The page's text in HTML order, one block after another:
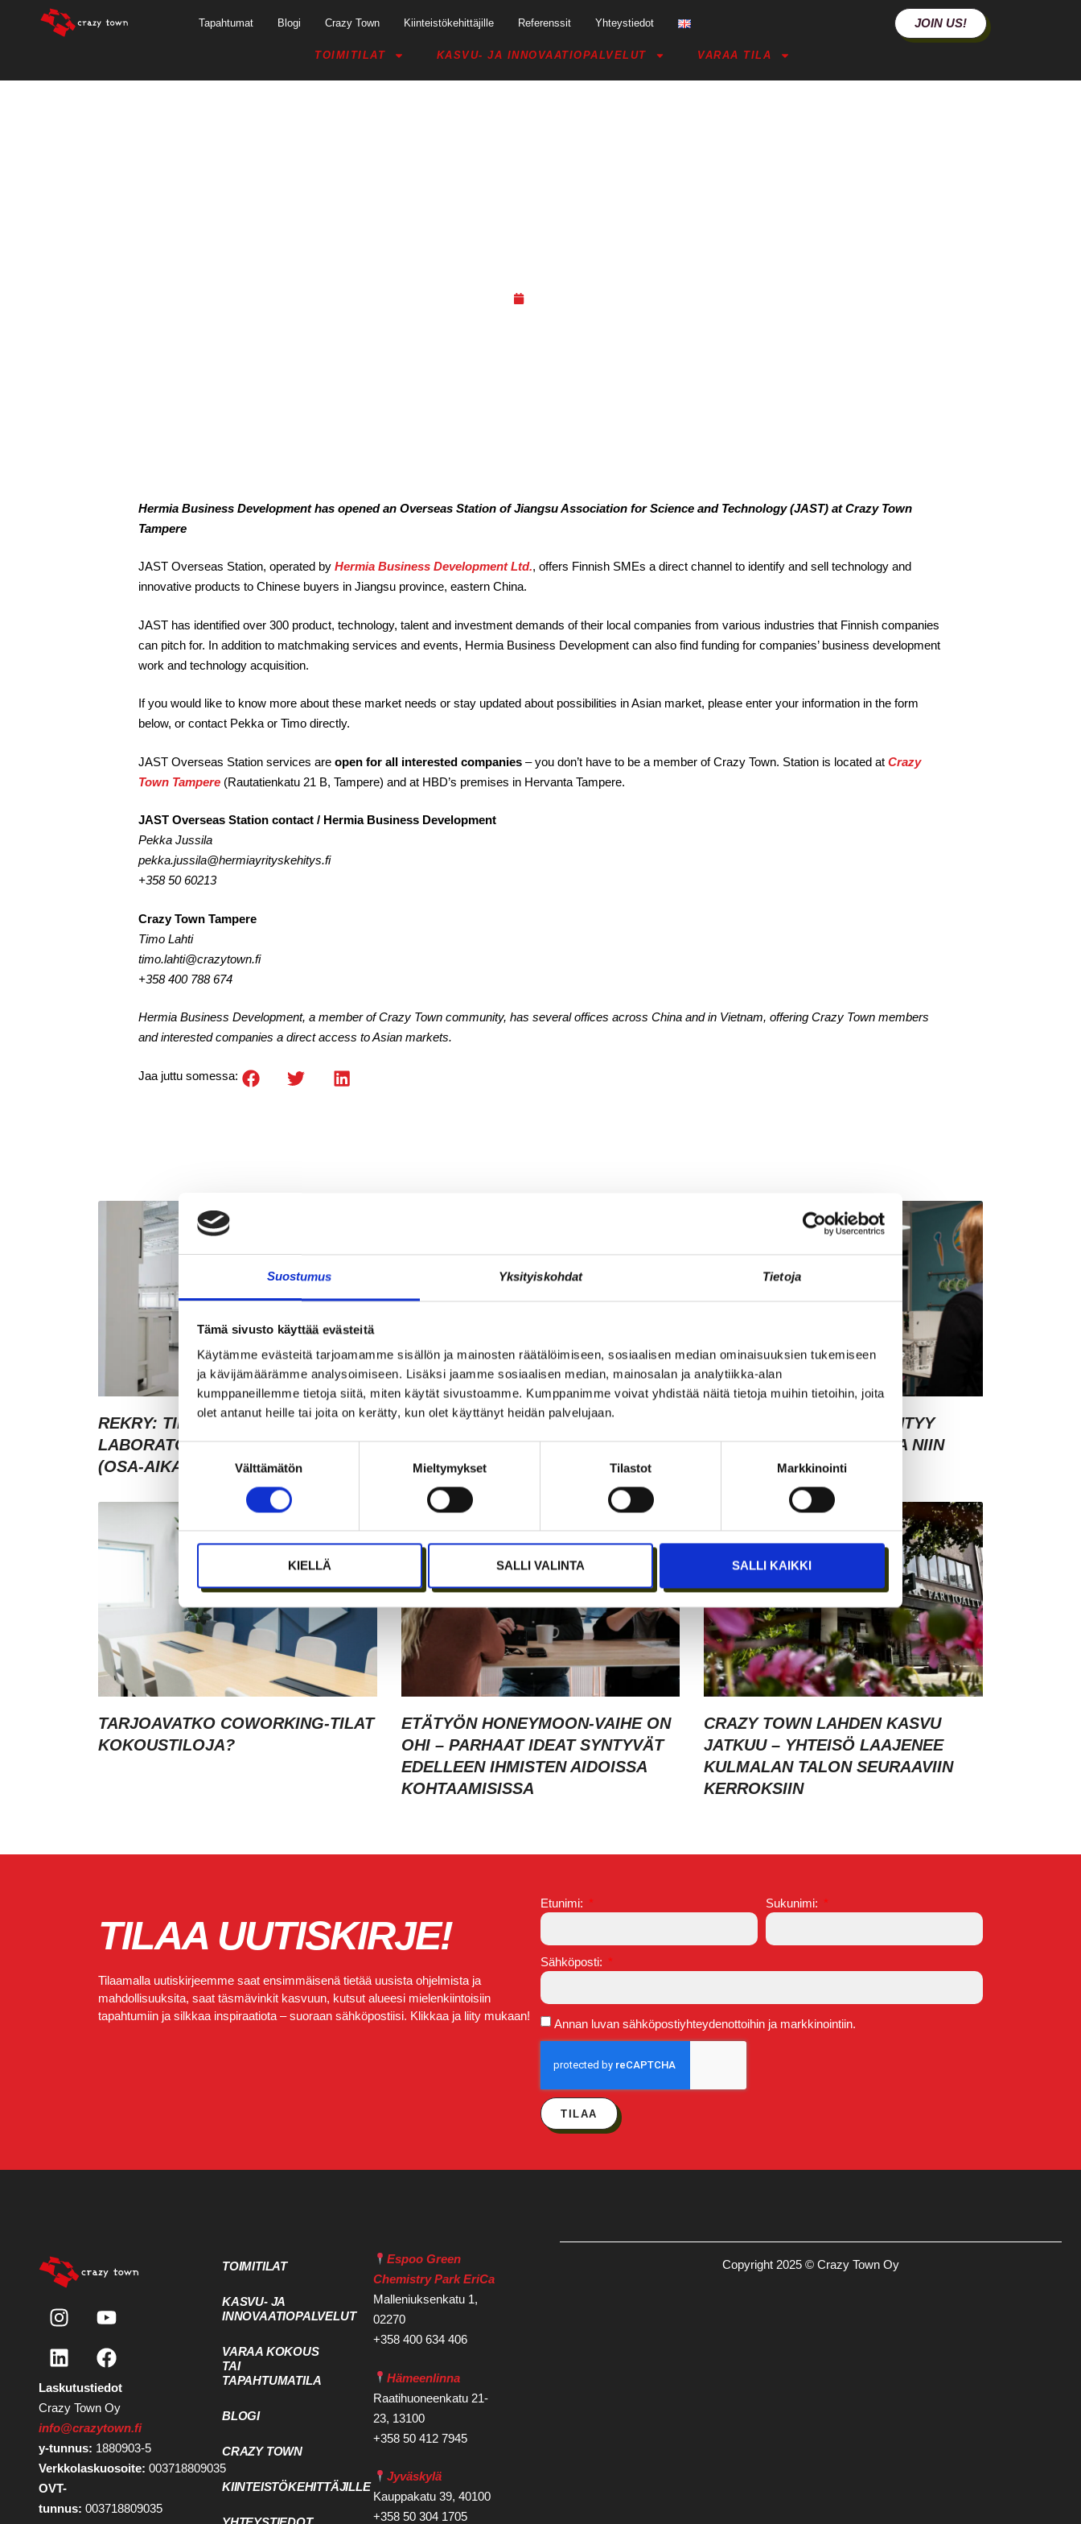
Suostumus Yksityiskohdat Tietoja
Tämä sivusto käyttää evästeitä
Käytämme evästeitä tarjoamamme sisällön ja mainosten räätälöimiseen, sosiaalisen median ominaisuuksien tukemiseen
ja kävijämäärämme analysoimiseen. Lisäksi jaamme sosiaalisen median, mainosalan ja analytiikka-alan
kumppaneillemme tietoja siitä, miten käytät sivustoamme. Kumppanimme voivat yhdistää näitä tietoja muihin tietoihin, joita
olet antanut heille tai joita on kerätty, kun olet käyttänyt heidän palvelujaan.
Suostumuksen
valinta
Välttämätön Mieltymykset Tilastot Markkinointi
KIELLÄ SALLI VALINTA SALLI KAIKKI
Tapahtumat Blogi Crazy Town Kiinteistökehittäjille Referenssit Yhteystiedot JOIN US!
TOIMITILAT KASVU- JA INNOVAATIOPALVELUT VARAA TILA
Hermia Business Development has opened an Overseas Station of Jiangsu Association for Science and Technology (JAST) at Crazy Town
Tampere
JAST Overseas Station, operated by Hermia Business Development Ltd., offers Finnish SMEs a direct channel to identify and sell technology and
innovative products to Chinese buyers in Jiangsu province, eastern China.
JAST has identified over 300 product, technology, talent and investment demands of their local companies from various industries that Finnish companies
can pitch for. In addition to matchmaking services and events, Hermia Business Development can also find funding for companies’ business development
work and technology acquisition.
If you would like to know more about these market needs or stay updated about possibilities in Asian market, please enter your information in the form
below, or contact Pekka or Timo directly.
JAST Overseas Station services are open for all interested companies – you don’t have to be a member of Crazy Town. Station is located at Crazy
Town Tampere (Rautatienkatu 21 B, Tampere) and at HBD’s premises in Hervanta Tampere.
JAST Overseas Station contact / Hermia Business Development
Pekka Jussila
pekka.jussila@hermiayrityskehitys.fi
+358 50 60213
Crazy Town Tampere
Timo Lahti
timo.lahti@crazytown.fi
+358 400 788 674
Hermia Business Development, a member of Crazy Town community, has several offices across China and in Vietnam, offering Crazy Town members
and interested companies a direct access to Asian markets.
Jaa juttu somessa:
REKRY: TILA- JA
LABORATORIOKOORDINAATTORI
(OSA-AIKAINEN)
JÄSENEN KYNÄSTÄ – TILA
MERKITSEE MARKKINOINNISSA –
KUUKIN EEVA RISTKARI
ASIAKASYMMÄRRYS SYNTYY
IHMISTEN KESKELLÄ – JA NIIN
SYNTYY MYÖS MYYNTI
TARJOAVATKO COWORKING-TILAT
KOKOUSTILOJA?
ETÄTYÖN HONEYMOON-VAIHE ON
OHI – PARHAAT IDEAT SYNTYVÄT
EDELLEEN IHMISTEN AIDOISSA
KOHTAAMISISSA
CRAZY TOWN LAHDEN KASVU
JATKUU – YHTEISÖ LAAJENEE
KULMALAN TALON SEURAAVIIN
KERROKSIIN
TILAA UUTISKIRJE!
Tilaamalla uutiskirjeemme saat ensimmäisenä tietää uusista ohjelmista ja
mahdollisuuksita, saat täsmävinkit kasvuun, kutsut alueesi mielenkiintoisiin
tapahtumiin ja silkkaa inspiraatiota – suoraan sähköpostiisi. Klikkaa ja liity mukaan!
Etunimi: Sukunimi:
Sähköposti:
Annan luvan sähköpostiyhteydenottoihin ja markkinointiin.
TILAA
Laskutustiedot
Crazy Town Oy
info@crazytown.fi
y-tunnus: 1880903-5
Verkkolaskuosoite: 003718809035
OVT-
tunnus: 003718809035
TOIMITILAT
KASVU- JA
INNOVAATIOPALVELUT
VARAA KOKOUS
TAI
TAPAHTUMATILA
BLOGI
CRAZY TOWN
KIINTEISTÖKEHITTÄJILLE
Espoo Green
Chemistry Park EriCa
Malleniuksenkatu 1,
02270
+358 400 634 406
Hämeenlinna
Raatihuoneenkatu 21-
23, 13100
+358 50 412 7945
Jyväskylä
Kauppakatu 39, 40100
+358 50 304 1705
Copyright 2025 © Crazy Town Oy